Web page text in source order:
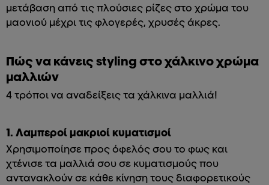
μετάβαση από τις πλούσιες ρίζες στο χρώμα του
μαονιού μέχρι τις φλογερές, χρυσές άκρες.
Πώς να κάνεις styling στο χάλκινο χρώμα
μαλλιών
4 τρόποι να αναδείξεις τα χάλκινα μαλλιά!
1. Λαμπεροί μακριοί κυματισμοί
Χρησιμοποίησε προς όφελός σου το φως και
χτένισε τα μαλλιά σου σε κυματισμούς που
αντανακλούν σε κάθε κίνηση τους διαφορετικούς